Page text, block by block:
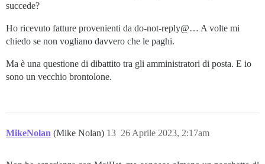
succede?
Ho ricevuto fatture provenienti da do-not-reply@… A volte mi
chiedo se non vogliano davvero che le paghi.
Ma è una questione di dibattito tra gli amministratori di posta. E io
sono un vecchio brontolone.
MikeNolan (Mike Nolan) 26 Aprile 2023, 2:17am
13